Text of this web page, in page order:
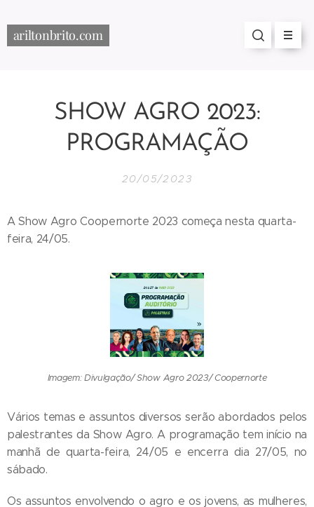
ariltonbrito.com
SHOW AGRO 2023:
PROGRAMAÇÃO
20/05/2023
A Show Agro Coopernorte 2023 começa nesta quarta-
feira, 24/05.
Imagem: Divulgação/ Show Agro 2023/ Coopernorte
Vários temas e assuntos diversos serão abordados pelos
palestrantes da Show Agro. A programação tem início na
manhã de quarta-feira, 24/05 e encerra dia 27/05, no
sábado.
Os assuntos envolvendo o agro e os jovens, as mulheres,